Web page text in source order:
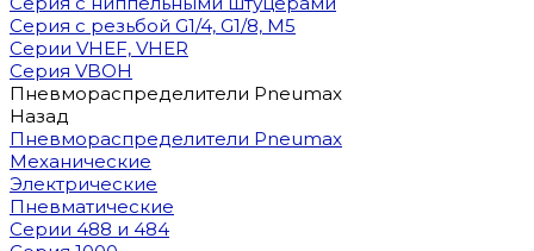
Серия с резьбой G1/4, G1/8, М5
Серии VHEF, VHER
Серия VBOH
Пневмораспределители Pneumax
Назад
Пневмораспределители Pneumax
Механические
Электрические
Пневматические
Серии 488 и 484